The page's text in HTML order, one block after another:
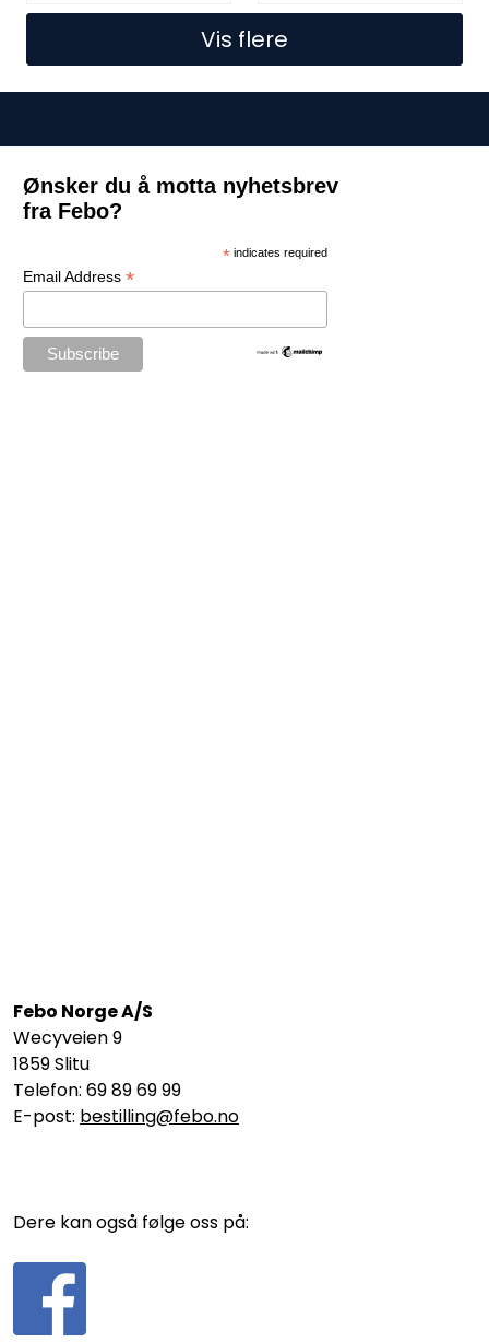
Vis flere
Ønsker du å motta nyhetsbrev
fra Febo?
* indicates required
Email Address *
Febo Norge A/S
Wecyveien 9
1859 Slitu
Telefon: 69 89 69 99
E-post: bestilling@febo.no
Dere kan også følge oss på: